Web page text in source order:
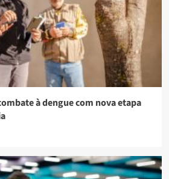
à dengue com nova etapa